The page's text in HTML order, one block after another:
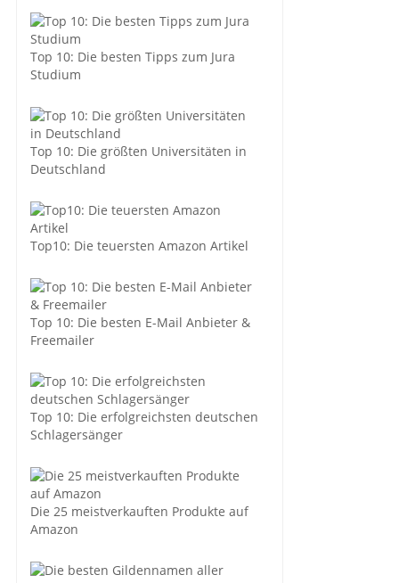
Top 10: Die besten Tipps zum Jura
Studium
Top 10: Die größten Universitäten in
Deutschland
Top10: Die teuersten Amazon Artikel
Top 10: Die besten E-Mail Anbieter &
Freemailer
Top 10: Die erfolgreichsten deutschen
Schlagersänger
Die 25 meistverkauften Produkte auf
Amazon